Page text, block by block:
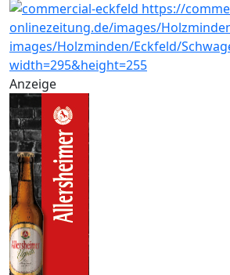
Anzeige